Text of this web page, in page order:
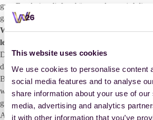
This website uses cookies
We use cookies to personalise content
social media features and to analyse
share information about your use of
media, advertising and analytics
it with other information that you’ve
gute Ergebnisse liefern können, dann wird
ganz sicher zu einem meiner Hauptziele.
Wie groß ist Ihre Vorfreude – ganz
letztlich im Kader stehen oder nicht?
Die Vorfreude ist auf jeden Fall schon jetzt sehr
dabei bin oder nicht. Ein Championat im
Besonderes. Und wenn es dann noch in Aachen
weltberühmten Turnierplatz, dann kann man
großartiges Championat wird. Die
Aachen hat in der Vergangenheit oft genug